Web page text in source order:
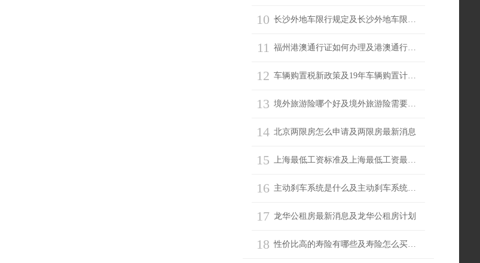
10 长沙外地车限行规定及长沙外地车限行吗
11 福州港澳通行证如何办理及港澳通行证续签
12 车辆购置税新政策及19年车辆购置计算器
13 境外旅游险哪个好及境外旅游险需要买吗
14 北京两限房怎么申请及两限房最新消息
15 上海最低工资标准及上海最低工资最新消息
16 主动刹车系统是什么及主动刹车系统有必要吗
17 龙华公租房最新消息及龙华公租房计划
18 性价比高的寿险有哪些及寿险怎么买划算